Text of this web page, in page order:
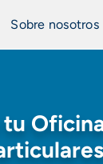
Sobre nosotros
tu